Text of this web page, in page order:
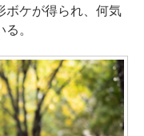
ボケが得られ、何気
。